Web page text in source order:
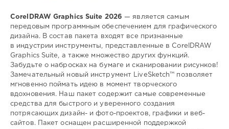
CorelDRAW Graphics Suite 2026 — является самым
передовым программным обеспечением для графического
дизайна. В состав пакета входят все признанные
в индустрии инструменты, представленные в CorelDRAW
Graphics Suite, а также множество других функций.
Забудьте о набросках на бумаге и сканировании рисунков!
Замечательный новый инструмент LiveSketch™ позволяет
мгновенно поймать идею в момент творческого
вдохновения. Наш пакет содержит самые современные
средства для быстрого и уверенного создания
потрясающих дизайн- и фото-проектов, графики и веб-
сайтов. Пакет оснащен расширенной поддержкой